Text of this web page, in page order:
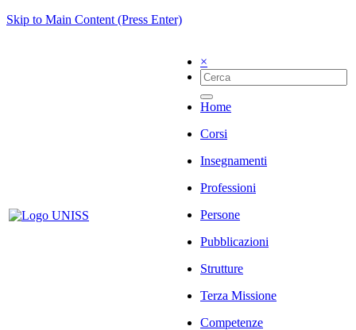
Skip to Main Content (Press Enter)
×
Home
Corsi
Insegnamenti
Professioni
Persone
Pubblicazioni
Strutture
Terza Missione
Competenze